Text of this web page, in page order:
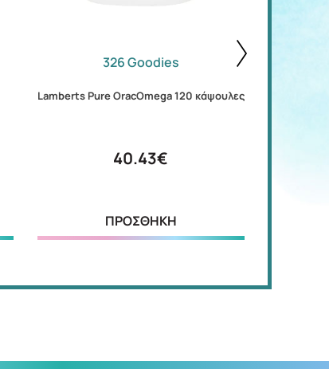
326 Goodies
Lamberts Pure OracOmega 120 κάψουλες
40.43€
ΠΡΟΣΘΗΚΗ